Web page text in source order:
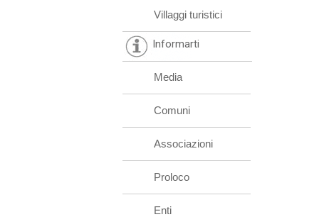
Villaggi turistici
Informarti
Media
Comuni
Associazioni
Proloco
Enti